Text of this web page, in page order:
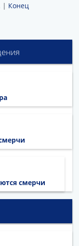
| Конец
смерчи